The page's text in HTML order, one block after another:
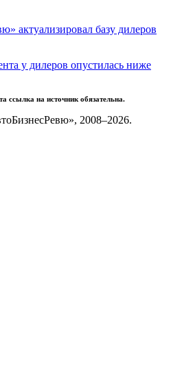
актуализировал базу дилеров
у дилеров опустилась ниже
ссылка на источник обязательна.
2008–2026.